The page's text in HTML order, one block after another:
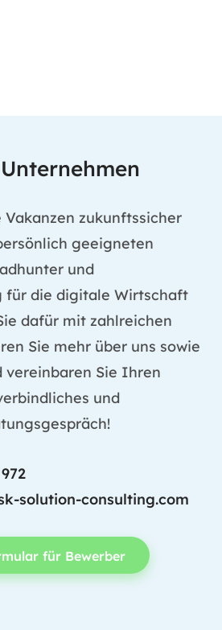
zukunftssicher
geeigneten
und
für die digitale Wirtschaft
dafür mit zahlreichen
Sie mehr über uns sowie
vereinbaren Sie Ihren
und
solution-consulting.com
für Bewerber